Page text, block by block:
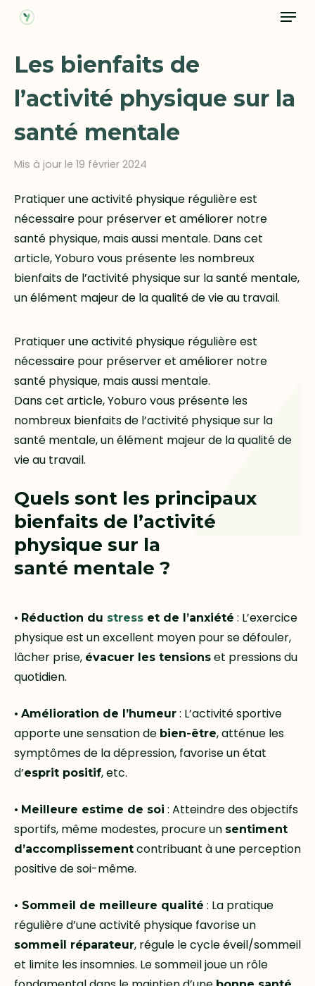
Skip
content
Menu
Les bienfaits de
l’activité physique sur la
santé mentale
Mis à jour le 19 février 2024
Pratiquer une activité physique régulière est
nécessaire pour préserver et améliorer notre
santé physique, mais aussi mentale. Dans cet
article, Yoburo vous présente les nombreux
bienfaits de l’activité physique sur la santé mentale,
un élément majeur de la qualité de vie au travail.
Pratiquer une activité physique régulière est
nécessaire pour préserver et améliorer notre
santé physique, mais aussi mentale.
Dans cet article, Yoburo vous présente les
nombreux bienfaits de l’activité physique sur la
santé mentale, un élément majeur de la qualité de
vie au travail.
Quels sont les principaux
bienfaits de l’activité
physique sur la
santé mentale ?
• Réduction du stress et de l’anxiété : L’exercice
physique est un excellent moyen pour se défouler,
lâcher prise, évacuer les tensions et pressions du
quotidien.
• Amélioration de l’humeur : L’activité sportive
apporte une sensation de bien-être, atténue les
symptômes de la dépression, favorise un état
d’esprit positif, etc.
• Meilleure estime de soi : Atteindre des objectifs
sportifs, même modestes, procure un sentiment
d’accomplissement contribuant à une perception
positive de soi-même.
• Sommeil de meilleure qualité : La pratique
régulière d’une activité physique favorise un
sommeil réparateur, régule le cycle éveil/sommeil
et limite les insomnies. Le sommeil joue un rôle